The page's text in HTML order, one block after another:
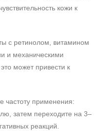
кожи к
с ретинолом, витамином
и механическими
может привести к
частоту применения:
затем переходите на 3–
реакций.